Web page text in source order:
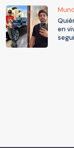
en